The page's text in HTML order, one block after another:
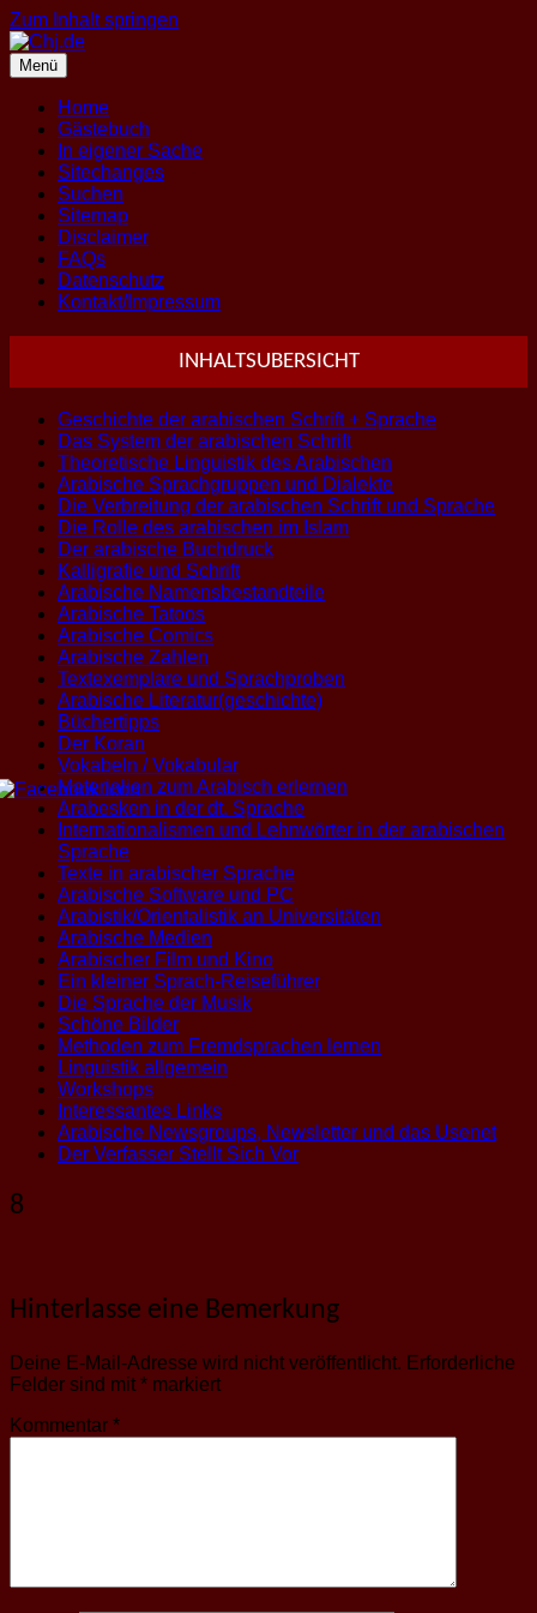
Zum Inhalt springen
Menü
Home
Gästebuch
In eigener Sache
Sitechanges
Suchen
Sitemap
Disclaimer
FAQs
Datenschutz
Kontakt/Impressum
INHALTSUBERSICHT
Geschichte der arabischen Schrift + Sprache
Das System der arabischen Schrift
Theoretische Linguistik des Arabischen
Arabische Sprachgruppen und Dialekte
Die Verbreitung der arabischen Schrift und Sprache
Die Rolle des arabischen im Islam
Der arabische Buchdruck
Kalligrafie und Schrift
Arabische Namensbestandteile
Arabische Tatoos
Arabische Comics
Arabische Zahlen
Textexemplare und Sprachproben
Arabische Literatur(geschichte)
Büchertipps
Der Koran
Vokabeln / Vokabular
Materialien zum Arabisch erlernen
Arabesken in der dt. Sprache
Internationalismen und Lehnwörter in der arabischen
Sprache
Texte in arabischer Sprache
Arabische Software und PC
Arabistik/Orientalistik an Universitäten
Arabische Medien
Arabischer Film und Kino
Ein kleiner Sprach-Reiseführer
Die Sprache der Musik
Schöne Bilder
Methoden zum Fremdsprachen lernen
Linguistik allgemein
Workshops
Interessantes Links
Arabische Newsgroups, Newsletter und das Usenet
Der Verfasser Stellt Sich Vor
8
Hinterlasse eine Bemerkung
Deine E-Mail-Adresse wird nicht veröffentlicht. Erforderliche
Felder sind mit * markiert
Kommentar *